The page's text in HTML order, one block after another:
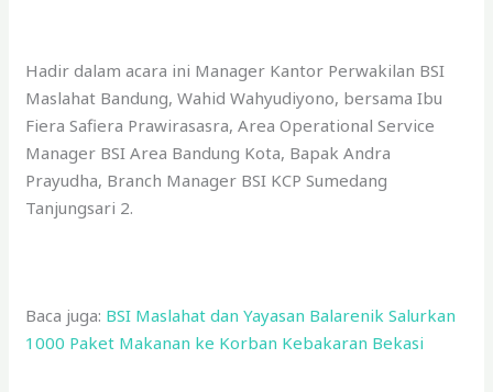
Hadir dalam acara ini Manager Kantor Perwakilan BSI
Maslahat Bandung, Wahid Wahyudiyono, bersama Ibu
Fiera Safiera Prawirasasra, Area Operational Service
Manager BSI Area Bandung Kota, Bapak Andra
Prayudha, Branch Manager BSI KCP Sumedang
Tanjungsari 2.
Baca juga: BSI Maslahat dan Yayasan Balarenik Salurkan
1000 Paket Makanan ke Korban Kebakaran Bekasi